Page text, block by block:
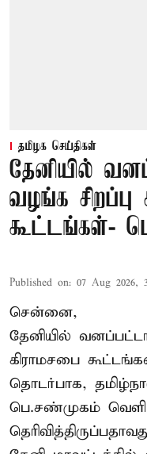
தமிழக செய்திகள்
தேனியில்
வழங்க சிறப்பு
கூட்டங்கள்-
Published on: 07 Aug 2026,
சென்னை,
தேனியில்
கிராமசபை
தொடர்பாக,
பெ.சண்முகம்